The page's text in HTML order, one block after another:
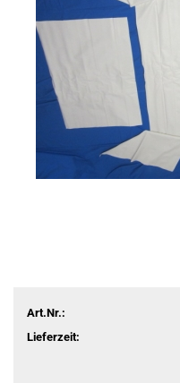
Art.Nr.:
Lieferzeit: